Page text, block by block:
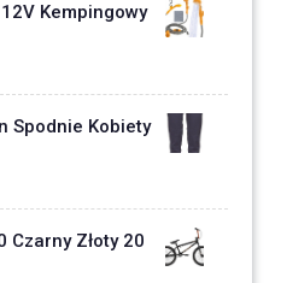
Kempingowy
Spodnie Kobiety
Czarny Złoty 20